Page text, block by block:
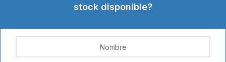
stock disponible?